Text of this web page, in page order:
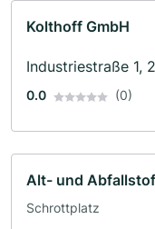
Kolthoff GmbH
Industriestraße 1,
0.0 (0)
Alt- und
Schrottplatz